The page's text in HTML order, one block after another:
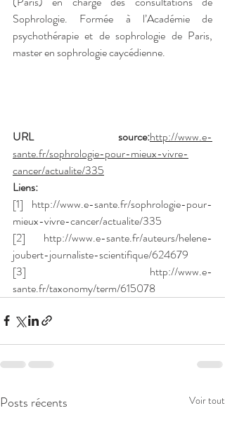
Sophrologie. Formée à l’Académie de
psychothérapie et de sophrologie de Paris,
master en sophrologie caycédienne.
URL source:http://www.e-
sante.fr/sophrologie-pour-mieux-vivre-
cancer/actualite/335
Liens:
[1] http://www.e-sante.fr/sophrologie-pour-
mieux-vivre-cancer/actualite/335
[2] http://www.e-sante.fr/auteurs/helene-
joubert-journaliste-scientifique/624679
[3] http://www.e-
sante.fr/taxonomy/term/615078
Posts récents Voir tout